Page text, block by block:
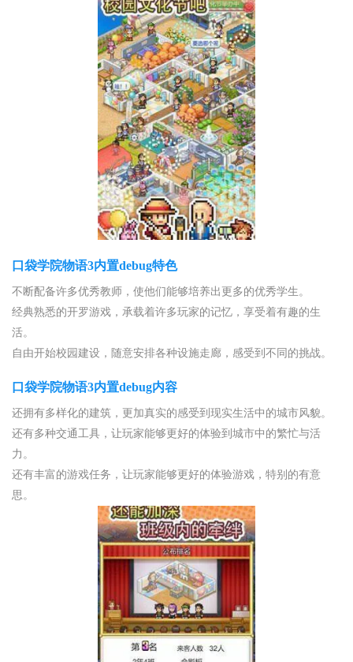
口袋学院物语3内置debug特色
不断配备许多优秀教师，使他们能够培养出更多的优秀学生。
经典熟悉的开罗游戏，承载着许多玩家的记忆，享受着有趣的生
活。
自由开始校园建设，随意安排各种设施走廊，感受到不同的挑战。
口袋学院物语3内置debug内容
还拥有多样化的建筑，更加真实的感受到现实生活中的城市风貌。
还有多种交通工具，让玩家能够更好的体验到城市中的繁忙与活
力。
还有丰富的游戏任务，让玩家能够更好的体验游戏，特别的有意
思。